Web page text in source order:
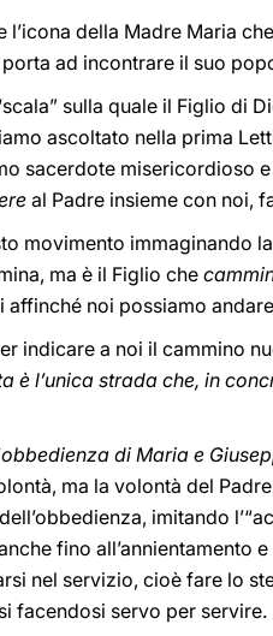
della Madre Maria
ad incontrare il suo
sulla quale il Figlio di
ascoltato nella prima
sacerdote misericordioso
al Padre insieme con noi,
movimento immaginando
ma è il Figlio che
noi possiamo
indicare a noi il cammino
è l’unica strada che, in
obbedienza di Maria e
ma la volontà del
imitando
fino all’annientamento
nel servizio, cioè fare lo
facendosi servo per servire.